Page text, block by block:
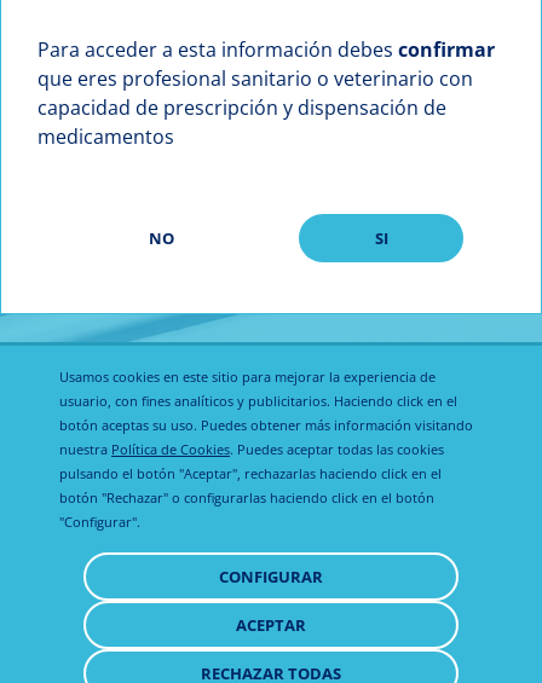
Para acceder a esta información debes confirmar
que eres profesional sanitario o veterinario con
capacidad de prescripción y dispensación de
medicamentos
NO SI
Calier Global Aviso legal
Política de
privacidad
Política de
cookies
© 2021 Todos los derechos reservados
Usamos cookies en este sitio para mejorar la experiencia de
usuario, con fines analíticos y publicitarios. Haciendo click en el
botón aceptas su uso. Puedes obtener más información visitando
nuestra Política de Cookies. Puedes aceptar todas las cookies
pulsando el botón "Aceptar", rechazarlas haciendo click en el
botón "Rechazar" o configurarlas haciendo click en el botón
"Configurar".
CONFIGURAR
ACEPTAR
CONSENTIMIENTO
RECHAZAR TODAS